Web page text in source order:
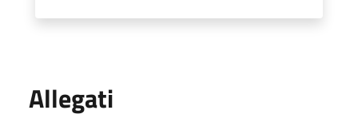
Allegati